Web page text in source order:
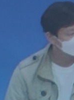
대학
강습회
한 파티